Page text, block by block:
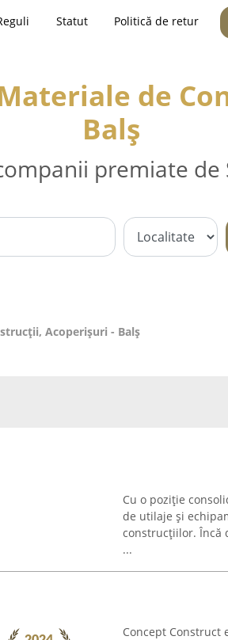
Statut Politică de retur
de
Balş
premiate de
Acoperișuri - Balş
Cu o poziție
de utilaje și
construcțiilor. Încă
...
Concept